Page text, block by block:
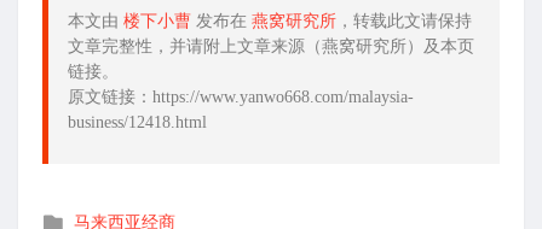
本文由 楼下小曹 发布在 燕窝研究所 ，转载此文请保持
文章完整性，并请附上文章来源（燕窝研究所）及本页
链接。
原文链接：https://www.yanwo668.com/malaysia-
business/12418.html
发
马来西亚经商